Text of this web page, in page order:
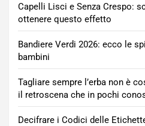
Capelli Lisci e Senza Crespo:
ottenere questo effetto
Bandiere Verdi 2026: ecco le
bambini
Tagliare sempre l’erba non è
il retroscena che in pochi
Decifrare i Codici delle